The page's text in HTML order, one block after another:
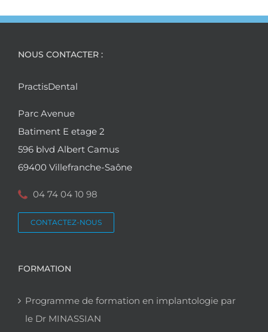
NOUS CONTACTER :
PractisDental
Parc Avenue
Batiment E etage 2
596 blvd Albert Camus
69400 Villefranche-Saône
04 74 04 10 98
CONTACTEZ-NOUS
FORMATION
Programme de formation en implantologie par
le Dr MINASSIAN